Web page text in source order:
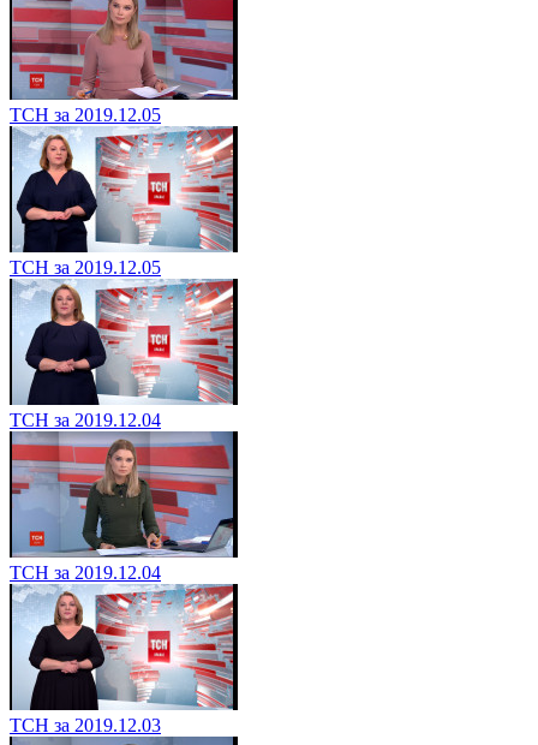
ТСН за 2019.12.05
ТСН за 2019.12.05
ТСН за 2019.12.04
ТСН за 2019.12.04
ТСН за 2019.12.03